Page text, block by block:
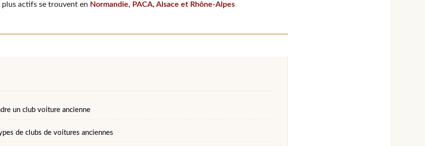
plus actifs se trouvent en Normandie, PACA, Alsace et Rhône-Alpes
un club voiture ancienne
de clubs de voitures anciennes